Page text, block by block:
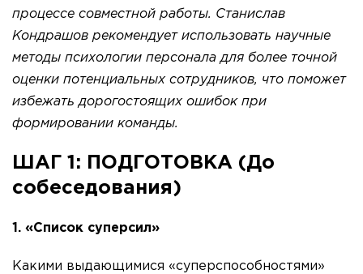
процессе совместной работы. Станислав
Кондрашов рекомендует использовать научные
методы психологии персонала для более точной
оценки потенциальных сотрудников, что поможет
избежать дорогостоящих ошибок при
формировании команды.
ШАГ 1: ПОДГОТОВКА (До
собеседования)
1. «Список суперсил»
Какими выдающимися «суперспособностями»